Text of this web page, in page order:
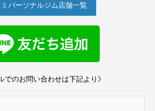
ミパーソナルジム店舗一覧
でのお問い合わせは下記より》